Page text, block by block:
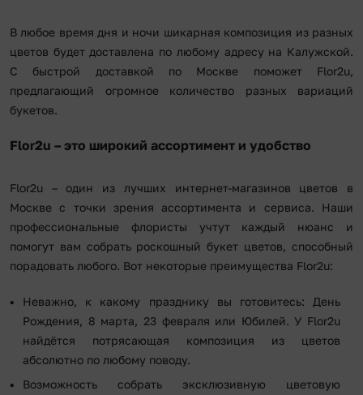
В любое время дня и ночи шикарная композиция из разных
цветов будет доставлена по любому адресу на Калужской.
С быстрой доставкой по Москве поможет Flor2u,
предлагающий огромное количество разных вариаций
букетов.
Flor2u – это широкий ассортимент и удобство
Flor2u – один из лучших интернет-магазинов цветов в
Москве с точки зрения ассортимента и сервиса. Наши
профессиональные флористы учтут каждый нюанс и
помогут вам собрать роскошный букет цветов, способный
порадовать любого. Вот некоторые преимущества Flor2u:
Неважно, к какому празднику вы готовитесь: День
Рождения, 8 марта, 23 февраля или Юбилей. У Flor2u
найдётся потрясающая композиция из цветов
абсолютно по любому поводу.
Возможность собрать эксклюзивную цветовую